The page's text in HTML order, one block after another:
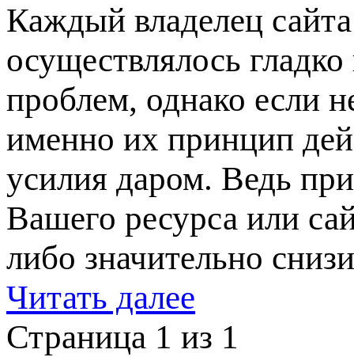
Каждый владелец
осуществлялось
проблем, однако если
именно их принцип
усилия даром. Ведь
Вашего ресурса или
либо значительно
Читать далее
Страница 1 из 1